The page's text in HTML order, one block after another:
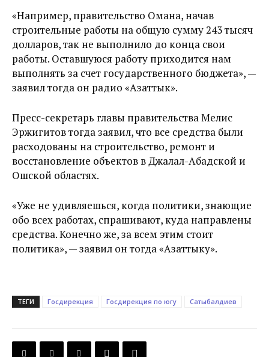
«Например, правительство Омана, начав
строительные работы на общую сумму 243 тысяч
долларов, так не выполнило до конца свои
работы. Оставшуюся работу приходится нам
выполнять за счет государственного бюджета», —
заявил тогда он радио «Азаттык».
Пресс-секретарь главы правительства Мелис
Эржигитов тогда заявил, что все средства были
расходованы на строительство, ремонт и
восстановление объектов в Джалал-Абадской и
Ошской областях.
«Уже не удивляешься, когда политики, знающие
обо всех работах, спрашивают, куда направлены
средства. Конечно же, за всем этим стоит
политика», — заявил он тогда «Азаттыку».
ТЕГИ Госдирекция Госдирекция по югу Сатыбалдиев